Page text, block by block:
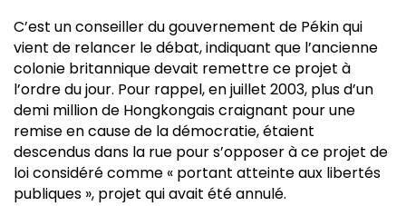
C’est un conseiller du gouvernement de Pékin qui
vient de relancer le débat, indiquant que l’ancienne
colonie britannique devait remettre ce projet à
l’ordre du jour. Pour rappel, en juillet 2003, plus d’un
demi million de Hongkongais craignant pour une
remise en cause de la démocratie, étaient
descendus dans la rue pour s’opposer à ce projet de
loi considéré comme « portant atteinte aux libertés
publiques », projet qui avait été annulé.